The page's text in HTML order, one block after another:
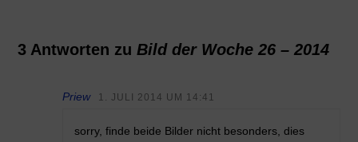
3 Antworten zu Bild der Woche 26 – 2014
Priew 1. JULI 2014 UM 14:41
sorry, finde beide Bilder nicht besonders, dies